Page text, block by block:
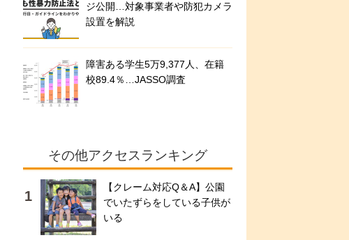
ジ公開…対象事業者や防犯カメラ
設置を解説
障害ある学生5万9,377人、在籍
校89.4％…JASSO調査
その他アクセスランキング
【クレーム対応Q＆A】公園
でいたずらをしている子供が
いる